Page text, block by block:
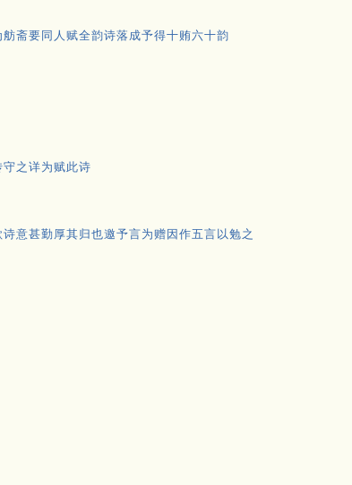
斋要同人赋全韵诗落成予得十贿六十韵
之详为赋此诗
意甚勤厚其归也邀予言为赠因作五言以勉之